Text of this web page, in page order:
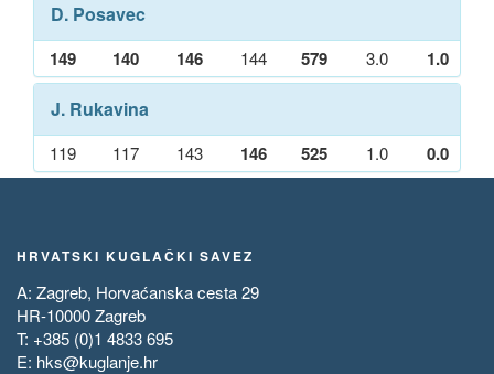
D. Posavec
149 140 146 144 579 3.0 1.0
J. Rukavina
119 117 143 146 525 1.0 0.0
HRVATSKI KUGLAČKI SAVEZ
A: Zagreb, Horvaćanska cesta 29
HR-10000 Zagreb
T: +385 (0)1 4833 695
E: hks@kuglanje.hr